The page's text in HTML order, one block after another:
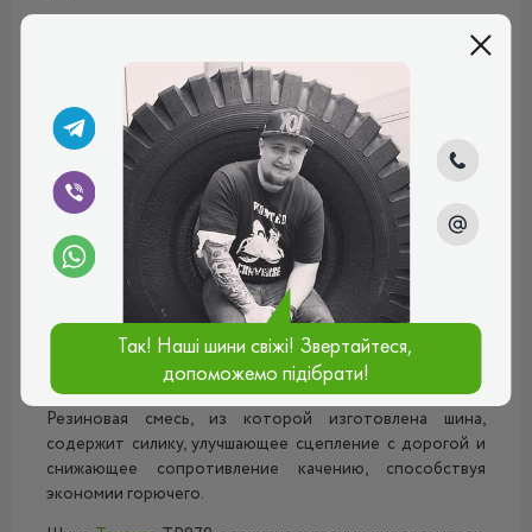
Протектор шины имеет симметричный рисунок с
центральным жестким ребром, что обеспечивает
высокую курсовую стойкость и точность управления на
высоких скоростях. Глубокие канавки, расположенные
параллельно центральным ребрам, эффективно уводят
воду из пятна контакта, снижая риск аквапланирования
и повышая безопасность на мокрых дорогах. Кроме
того, шина оснащена специальными
шумопоглощающими элементами, уменьшающими
уровень шума во время движения, обеспечивая
комфортную поездку.
Конструкция шины включает в себя многослойную
внутреннюю структуру, которая повышает ее
жесткость и устойчивость к деформациям, что
особенно важно при езде по неровным дорогам.
Резиновая смесь, из которой изготовлена ​​шина,
содержит силику, улучшающее сцепление с дорогой и
снижающее сопротивление качению, способствуя
экономии горючего.
Так! Наші шини свіжі! Звертайтеся,
допоможемо підібрати!